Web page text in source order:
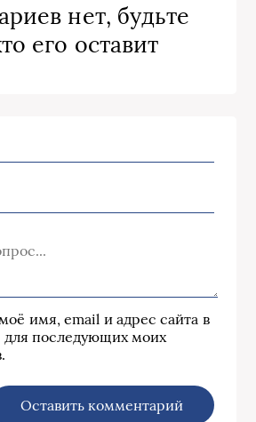
нет, будьте
его оставит
имя, email и адрес сайта в
для последующих моих